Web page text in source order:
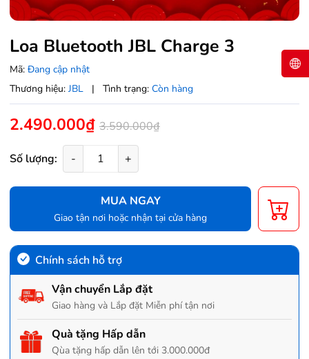
Loa Bluetooth JBL Charge 3
Mã: Đang cập nhật
Thương hiệu: JBL | Tình trạng: Còn hàng
2.490.000₫ 3.590.000₫
Số lượng: - +
MUA NGAY
Giao tận nơi hoặc nhận tại cửa hàng
Chính sách hỗ trợ
Vận chuyển Lắp đặt
Giao hàng và Lắp đặt Miễn phí tận nơi
Quà tặng Hấp dẫn
Qùa tặng hấp dẫn lên tới 3.000.000đ